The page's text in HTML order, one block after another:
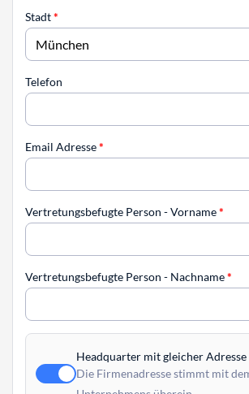
Stadt*
Telefon
Email Adresse*
Vertretungsbefugte Person - Vorname*
Vertretungsbefugte Person - Nachname*
Headquarter mit gleicher Adresse
Die Firmenadresse stimmt mit